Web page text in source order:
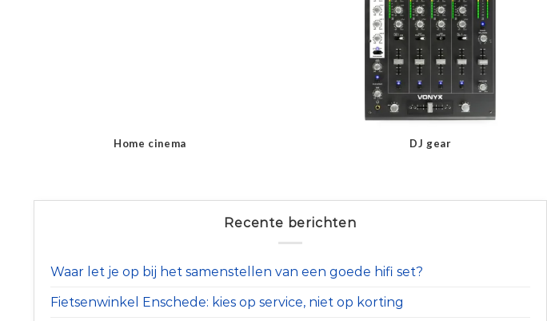
Home cinema DJ gear
Recente berichten
Waar let je op bij het samenstellen van een goede hifi set?
Fietsenwinkel Enschede: kies op service, niet op korting